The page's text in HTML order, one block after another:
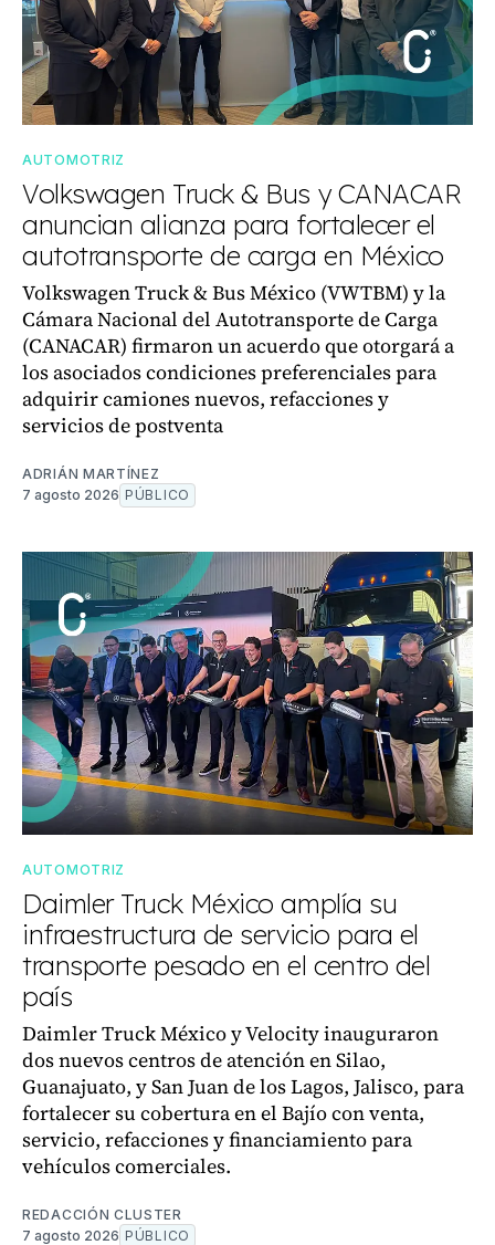
AUTOMOTRIZ
Volkswagen Truck & Bus y CANACAR
anuncian alianza para fortalecer el
autotransporte de carga en México
Volkswagen Truck & Bus México (VWTBM) y la
Cámara Nacional del Autotransporte de Carga
(CANACAR) firmaron un acuerdo que otorgará a
los asociados condiciones preferenciales para
adquirir camiones nuevos, refacciones y
servicios de postventa
ADRIÁN MARTÍNEZ
7 agosto 2026 PÚBLICO
AUTOMOTRIZ
Daimler Truck México amplía su
infraestructura de servicio para el
transporte pesado en el centro del
país
Daimler Truck México y Velocity inauguraron
dos nuevos centros de atención en Silao,
Guanajuato, y San Juan de los Lagos, Jalisco, para
fortalecer su cobertura en el Bajío con venta,
servicio, refacciones y financiamiento para
vehículos comerciales.
REDACCIÓN CLUSTER
7 agosto 2026 PÚBLICO